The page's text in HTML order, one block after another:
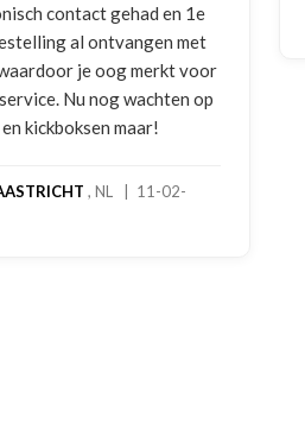
contact gehad en 1e
al ontvangen met
je oog merkt voor
Nu nog wachten op
kickboksen maar!
, NL | 11-02-